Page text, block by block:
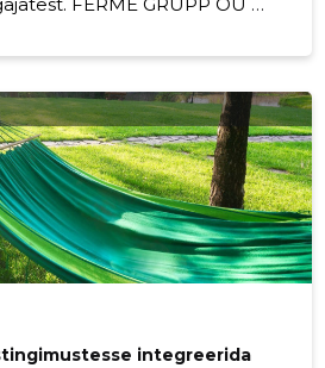
FERME GRUPP OÜ on
vajaduste
hinnata, kui palju ruumi
töö iseloomu, vajalikke
ülesannete jaoks
planeeritud ruum võib
integreerida